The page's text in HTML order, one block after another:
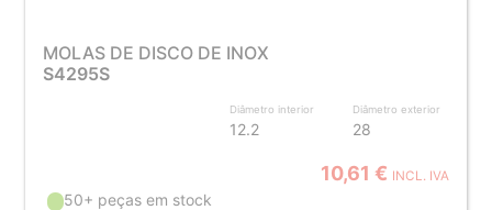
MOLAS DE DISCO DE INOX
S4295S
Diâmetro interior
12.2
Diâmetro exterior
28
10,61 € INCL. IVA
50+ peças em stock